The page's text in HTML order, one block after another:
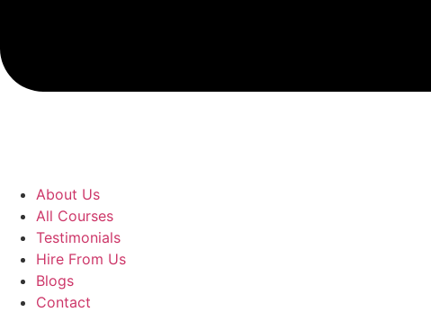
About Us
All Courses
Testimonials
Hire From Us
Blogs
Contact